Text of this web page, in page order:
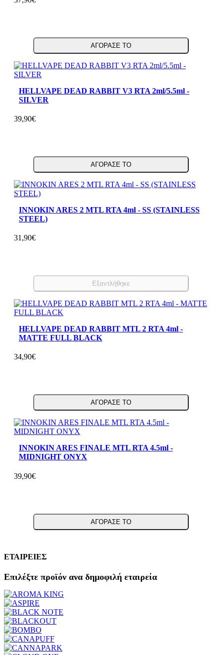
ΑΓΟΡΑΣΕ ΤΟ
HELLVAPE DEAD RABBIT V3 RTA 2ml/5.5ml -
SILVER
39,90€
ΑΓΟΡΑΣΕ ΤΟ
INNOKIN ARES 2 MTL RTA 4ml - SS (STAINLESS
STEEL)
31,90€
Eξαντλήθηκε
HELLVAPE DEAD RABBIT MTL 2 RTA 4ml -
MATTE FULL BLACK
34,90€
ΑΓΟΡΑΣΕ ΤΟ
INNOKIN ARES FINALE MTL RTA 4.5ml -
MIDNIGHT ONYX
39,90€
ΑΓΟΡΑΣΕ ΤΟ
ΕΤΑΙΡΕΙΕΣ
Επιλέξτε προϊόν ανα δημοφιλή εταιρεία